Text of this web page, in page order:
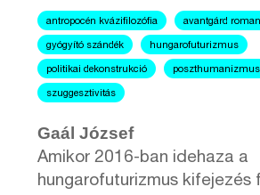
antropocén kvázifilozófia avantgárd
gyógyító szándék hungarofuturizmus
politikai dekonstrukció poszthumanizmus
szuggesztivitás
Gaál József
Amikor 2016-ban idehaza a
hungarofuturizmus kifejezés